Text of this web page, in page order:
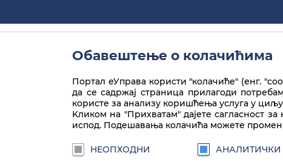
је лиценцирана под условима лиценцеCreative Commons
ite.gov.rs
Подешавања Brandbook
Обавештење о колачићима
Портал еУправа користи "колачиће" (енг.
да се садржај страница прилагоди
користе за анализу коришћења услуга у
Kликом на "Прихватам" дајете сагласност
испод. Подешавања колачића можете
НЕОПХОДНИ АНАЛИТИЧКИ